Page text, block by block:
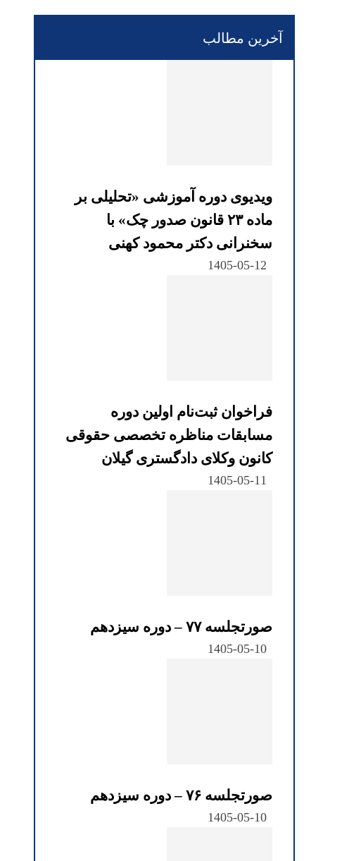
آخرین مطالب
ویدیوی دوره آموزشی «تحلیلی بر
ماده ۲۳ قانون صدور چک» با
سخنرانی دکتر محمود کهنی
1405-05-12
فراخوان ثبت‌نام اولین دوره
مسابقات مناظره تخصصی حقوقی
کانون وکلای دادگستری گیلان
1405-05-11
صورتجلسه ۷۷ – دوره سیزدهم
1405-05-10
صورتجلسه ۷۶ – دوره سیزدهم
1405-05-10